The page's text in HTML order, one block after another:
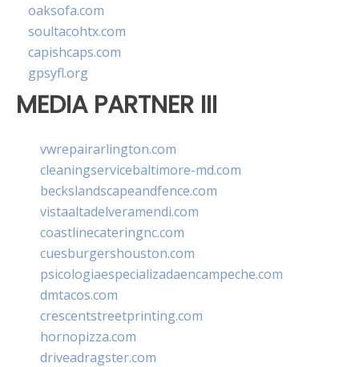
oaksofa.com
soultacohtx.com
capishcaps.com
gpsyfl.org
MEDIA PARTNER III
vwrepairarlington.com
cleaningservicebaltimore-md.com
beckslandscapeandfence.com
vistaaltadelveramendi.com
coastlinecateringnc.com
cuesburgershouston.com
psicologiaespecializadaencampeche.com
dmtacos.com
crescentstreetprinting.com
hornopizza.com
driveadragster.com